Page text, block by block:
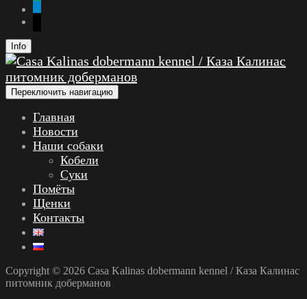
Info
Переключить навигацию
Главная
Новости
Наши собаки
Кобели
Суки
Помёты
Щенки
Контакты
Copyright © 2026 Casa Kalinas dobermann kennel / Каза Калинас
питомник доберманов